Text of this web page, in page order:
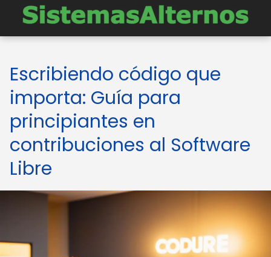
Escribiendo código que
importa: Guía para
principiantes en
contribuciones al Software
Libre